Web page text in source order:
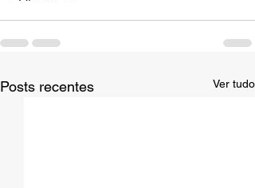
Posts recentes Ver tudo